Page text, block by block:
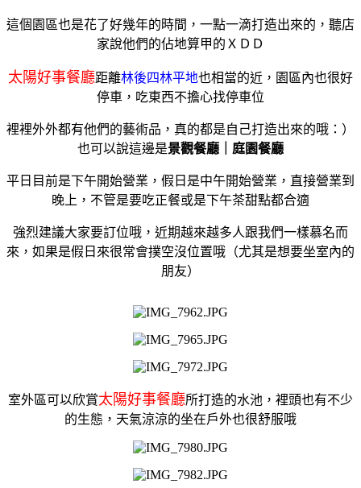
這個園區也是花了好幾年的時間，一點一滴打造出來的，聽店
家說他們的佔地算甲的ＸＤＤ
太陽好事餐廳距離林後四林平地也相當的近，園區內也很好
停車，吃東西不擔心找停車位
裡裡外外都有他們的藝術品，真的都是自己打造出來的哦：）
也可以說這邊是景觀餐廳｜庭園餐廳
平日目前是下午開始營業，假日是中午開始營業，直接營業到
晚上，不管是要吃正餐或是下午茶甜點都合適
強烈建議大家要訂位哦，近期越來越多人跟我們一樣慕名而
來，如果是假日來很常會撲空沒位置哦（尤其是想要坐室內的
朋友）
室外區可以欣賞太陽好事餐廳所打造的水池，裡頭也有不少
的生態，天氣涼涼的坐在戶外也很舒服哦